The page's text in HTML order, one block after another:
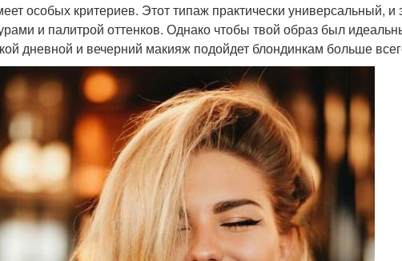
особых критериев. Этот типаж практически универсальный, и
и палитрой оттенков. Однако чтобы твой образ был
дневной и вечерний макияж подойдет блондинкам больше